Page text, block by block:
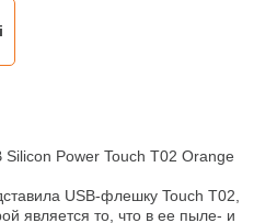
Power Touch T02 Orange
USB-флешку Touch T02,
является то, что в ее пыле- и